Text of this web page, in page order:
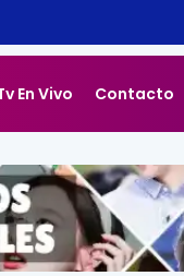
TOWN EN CHILE
En Vivo Contacto